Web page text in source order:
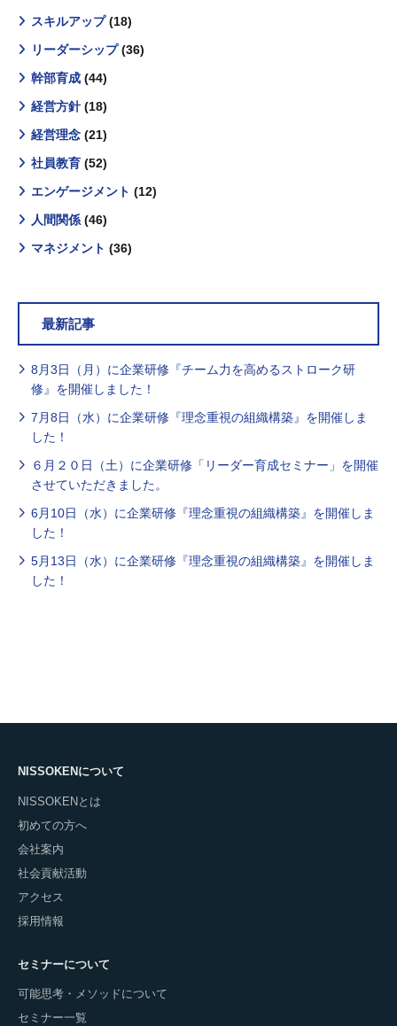
スキルアップ(18)
リーダーシップ(36)
幹部育成 (44)
経営方針(18)
経営理念 (21)
社員教育 (52)
エンゲージメント (12)
人間関係 (46)
マネジメント (36)
最新記事
8月3日（月）に企業研修『チーム力を高めるストローク研
修』を開催しました！
7月8日（水）に企業研修『理念重視の組織構築』を開催しま
した！
６月２０日（土）に企業研修「リーダー育成セミナー」を開催
させていただきました。
6月10日（水）に企業研修『理念重視の組織構築』を開催しま
した！
5月13日（水）に企業研修『理念重視の組織構築』を開催しま
した！
NISSOKENについて
NISSOKENとは
初めての方へ
会社案内
社会貢献活動
アクセス
採用情報
セミナーについて
可能思考・メソッドについて
セミナー一覧